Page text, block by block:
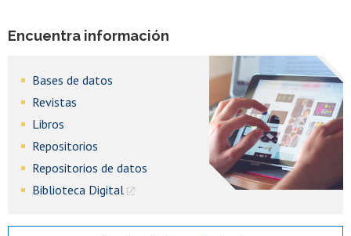
Encuentra información
Bases de datos
Revistas
Libros
Repositorios
Repositorios de datos
Biblioteca Digital